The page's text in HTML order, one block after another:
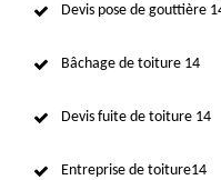
Devis pose de gouttière
Bâchage de toiture 14
Devis fuite de toiture 14
Entreprise de toiture14